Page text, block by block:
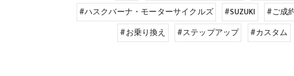
#ハスクバーナ・モーターサイクルズ
#SUZUKI #ご成
#お乗り換え
#ステップアップ #カスタム